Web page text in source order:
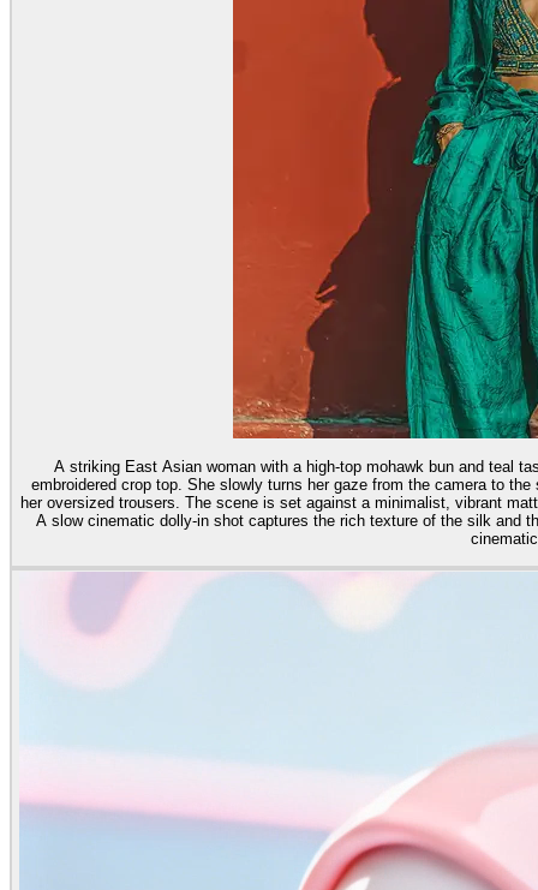
A striking East Asian woman with a high-top mohawk bun and teal
embroidered crop top. She slowly turns her gaze from the camera to
her oversized trousers. The scene is set against a minimalist, vibrant
A slow cinematic dolly-in shot captures the rich texture of the silk and